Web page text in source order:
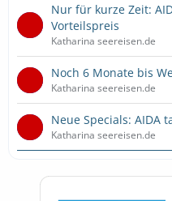
Nur für kurze Zeit:
Vorteilspreis
Katharina seereisen.de
Noch 6 Monate bis
Katharina seereisen.de
Neue Specials: AIDA
Katharina seereisen.de